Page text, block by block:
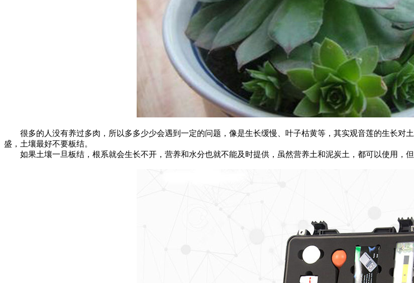
很多的人没有养过多肉，所以多多少少会遇到一定的问题，像是生长缓慢、叶子枯黄等，其实观音莲的生长对
盛，土壤最好不要板结。
如果土壤一旦板结，根系就会生长不开，营养和水分也就不能及时提供，虽然营养土和泥炭土，都可以使用，